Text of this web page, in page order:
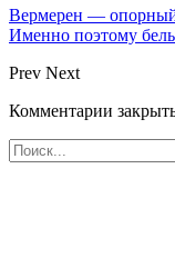
Вермерен — опорный
Именно поэтому
Prev Next
Комментарии